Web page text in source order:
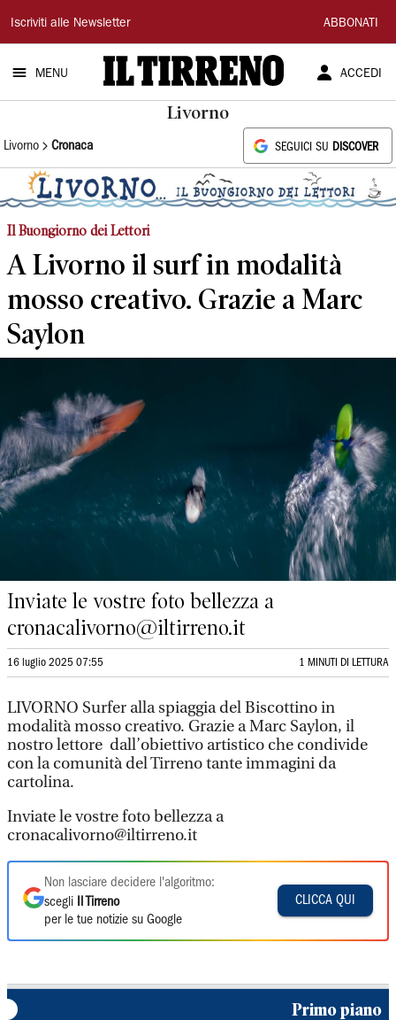
Il
Tirreno
Iscriviti alle Newsletter ABBONATI
MENU ACCEDI
Livorno
Livorno Cronaca SEGUICI SU DISCOVER
Il Buongiorno dei Lettori
A Livorno il surf in modalità
mosso creativo. Grazie a Marc
Saylon
Inviate le vostre foto bellezza a
cronacalivorno@iltirreno.it
16 luglio 2025 07:55 1 MINUTI DI LETTURA
LIVORNO Surfer alla spiaggia del Biscottino in
modalità mosso creativo. Grazie a Marc Saylon, il
nostro lettore dall’obiettivo artistico che condivide
con la comunità del Tirreno tante immagini da
cartolina.
Inviate le vostre foto bellezza a
cronacalivorno@iltirreno.it
Non lasciare decidere l'algoritmo:
scegli
Il Tirreno
per le tue notizie su Google
CLICCA QUI
Primo piano